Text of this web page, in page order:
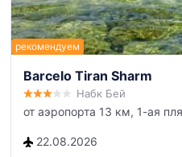
Barcelo Tiran Sharm
Набк Бей
от аэропорта 13 км, 1-ая
22.08.2026